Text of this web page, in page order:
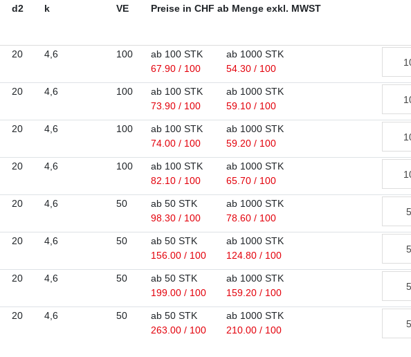
d2 k VE Preise in CHF ab Menge exkl. MWST
20 4,6 100
ab 100 STK
67.90 / 100
ab 1000 STK
54.30 / 100
20 4,6 100
ab 100 STK
73.90 / 100
ab 1000 STK
59.10 / 100
20 4,6 100
ab 100 STK
74.00 / 100
ab 1000 STK
59.20 / 100
20 4,6 100
ab 100 STK
82.10 / 100
ab 1000 STK
65.70 / 100
20 4,6 50
ab 50 STK
98.30 / 100
ab 1000 STK
78.60 / 100
20 4,6 50
ab 50 STK
156.00 / 100
ab 1000 STK
124.80 / 100
20 4,6 50
ab 50 STK
199.00 / 100
ab 1000 STK
159.20 / 100
20 4,6 50
ab 50 STK
263.00 / 100
ab 1000 STK
210.00 / 100